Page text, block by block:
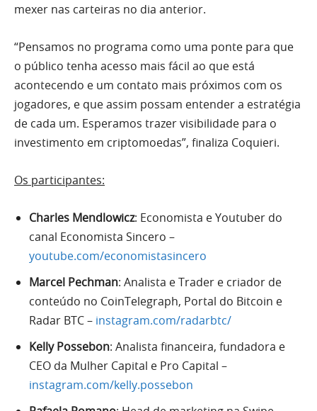
mexer nas carteiras no dia anterior.
“Pensamos no programa como uma ponte para que
o público tenha acesso mais fácil ao que está
acontecendo e um contato mais próximos com os
jogadores, e que assim possam entender a estratégia
de cada um. Esperamos trazer visibilidade para o
investimento em criptomoedas”, finaliza Coquieri.
Os participantes:
Charles Mendlowicz: Economista e Youtuber do
canal Economista Sincero –
youtube.com/economistasincero
Marcel Pechman: Analista e Trader e criador de
conteúdo no CoinTelegraph, Portal do Bitcoin e
Radar BTC – instagram.com/radarbtc/
Kelly Possebon: Analista financeira, fundadora e
CEO da Mulher Capital e Pro Capital –
instagram.com/kelly.possebon